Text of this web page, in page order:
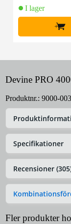
I lager
+
Devine PRO
Produktnr.: 9000-
Specifikationer
Recensioner
Fler produkter